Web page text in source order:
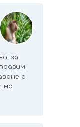
за
с
на